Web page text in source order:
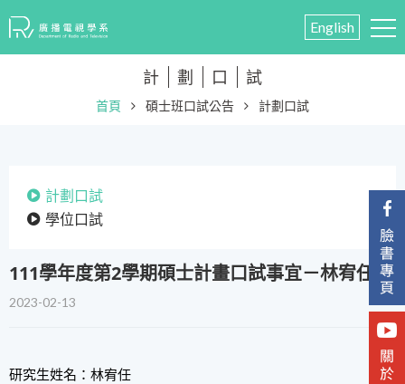
English
計 劃 口 試
首頁 碩士班口試公告 計劃口試
計劃口試
學位口試
111學年度第2學期碩士計畫口試事宜－林宥任
2023-02-13
研究生姓名：林宥任